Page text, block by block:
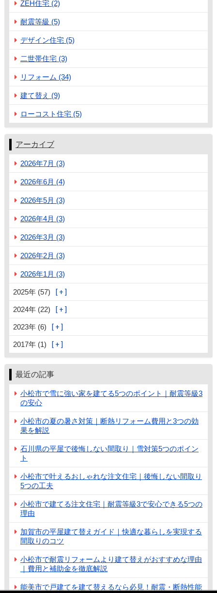
ZEH住宅 (2)
耐震等級 (5)
デザイン住宅 (5)
二世帯住宅 (3)
リフォーム (34)
建て替え (9)
ローコスト住宅 (5)
アーカイブ
2026年7月 (3)
2026年6月 (4)
2026年5月 (3)
2026年4月 (3)
2026年3月 (3)
2026年2月 (3)
2026年1月 (3)
2025年 (57)
2024年 (22)
2023年 (6)
2017年 (1)
最近の記事
小松市で雪に強い家を建てる5つのポイント｜耐震等級3
の安心
小松市の夏の暑さ対策｜断熱リフォーム費用と3つの効
果を解説
石川県の平屋で後悔しない間取り｜雪対策5つのポイン
ト
小松市で叶えるおしゃれな注文住宅｜後悔しない間取り
5つの工夫
小松市で建てる注文住宅｜耐震等級3で安心できる5つの
理由
加賀市の平屋建て替えガイド｜快適な暮らしを実現する
間取りのコツ
小松市で耐震リフォームより建て替えがおすすめな理由
｜費用と補助金を徹底解説
能美市で戸建てを建て替えるなら必見！耐震・断熱性能